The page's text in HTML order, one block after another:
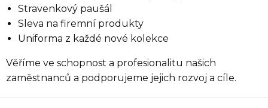
Stravenkový paušál
Sleva na firemní produkty
Uniforma z každé nové kolekce
Věříme ve schopnost a profesionalitu našich
zaměstnanců a podporujeme jejich rozvoj a cíle.